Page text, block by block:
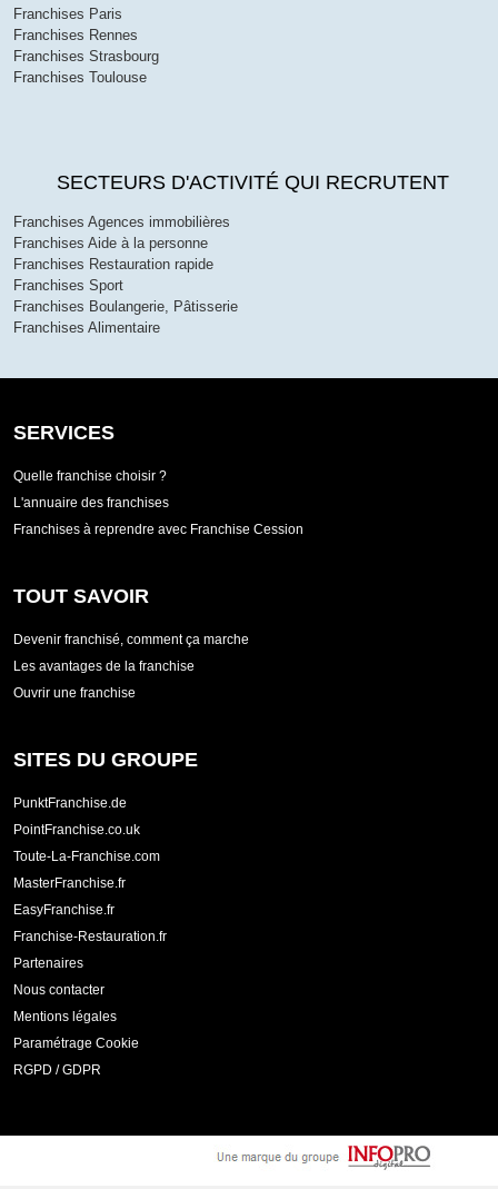
Franchises Paris
Franchises Rennes
Franchises Strasbourg
Franchises Toulouse
SECTEURS D'ACTIVITÉ QUI RECRUTENT
Franchises Agences immobilières
Franchises Aide à la personne
Franchises Restauration rapide
Franchises Sport
Franchises Boulangerie, Pâtisserie
Franchises Alimentaire
SERVICES
Quelle franchise choisir ?
L'annuaire des franchises
Franchises à reprendre avec Franchise Cession
TOUT SAVOIR
Devenir franchisé, comment ça marche
Les avantages de la franchise
Ouvrir une franchise
SITES DU GROUPE
PunktFranchise.de
PointFranchise.co.uk
Toute-La-Franchise.com
MasterFranchise.fr
EasyFranchise.fr
Franchise-Restauration.fr
Partenaires
Nous contacter
Mentions légales
Paramétrage Cookie
RGPD / GDPR